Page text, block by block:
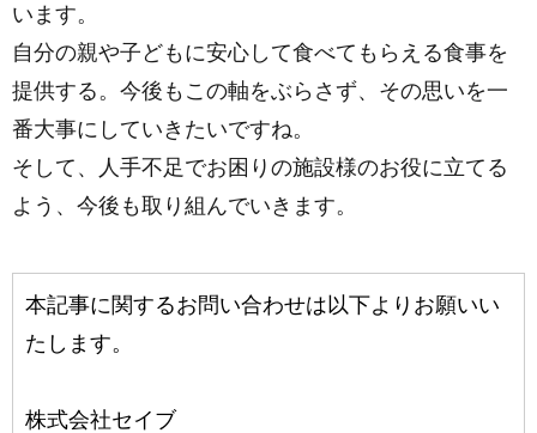
います。
自分の親や子どもに安心して食べてもらえる食事を
提供する。今後もこの軸をぶらさず、その思いを一
番大事にしていきたいですね。
そして、人手不足でお困りの施設様のお役に立てる
よう、今後も取り組んでいきます。
本記事に関するお問い合わせは以下よりお願いい
たします。
株式会社セイブ